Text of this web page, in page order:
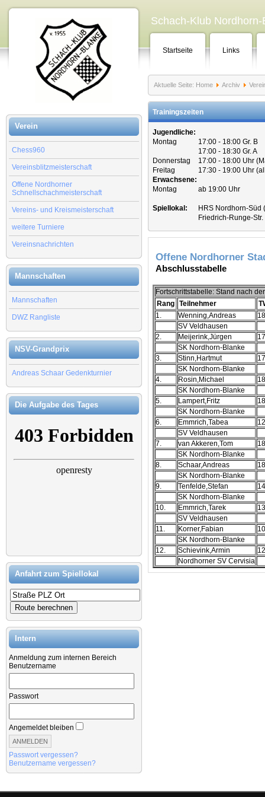
Verein
Chess960
Vereinsblitzmeisterschaft
Offene Nordhorner
Schnellschachmeisterschaft
Vereins- und Kreismeisterschaft
weitere Turniere
Vereinsnachrichten
Mannschaften
Mannschaften
DWZ Rangliste
NSV-Grandprix
Andreas Schaar Gedenkturnier
Die Aufgabe des Tages
Anfahrt zum Spiellokal
Intern
Anmeldung zum internen Bereich
Benutzername
Passwort
Angemeldet bleiben
Passwort vergessen?
Benutzername vergessen?
Schach-Klub
Startseite Links
Aktuelle Seite: Home Archiv
Trainingszeiten
Jugendliche:
Montag
17:00 - 18:00 Gr. B
17:00 - 18:30 Gr. A
Donnerstag
17:00 - 18:00 Uhr
Freitag
17:30 - 19:00 Uhr
Erwachsene:
Montag
ab 19:00 Uhr
Spiellokal:
HRS Nordhorn-Süd
Friedrich-Runge-
Offene Nordhorner
Abschlusstabelle
Fortschrittstabelle: Stand nach
Rang Teilnehmer
1.
Wenning,Andreas
SV Veldhausen
2.
Meijerink,Jürgen
SK Nordhorn-Blanke
3.
Stinn,Hartmut
SK Nordhorn-Blanke
4.
Rosin,Michael
SK Nordhorn-Blanke
5.
Lampert,Fritz
SK Nordhorn-Blanke
6.
Emmrich,Tabea
SV Veldhausen
7.
van Akkeren,Tom
SK Nordhorn-Blanke
8.
Schaar,Andreas
SK Nordhorn-Blanke
9.
Tenfelde,Stefan
SK Nordhorn-Blanke
10.
Emmrich,Tarek
SV Veldhausen
11.
Korner,Fabian
SK Nordhorn-Blanke
12.
Schievink,Armin
Nordhorner SV Cervisia